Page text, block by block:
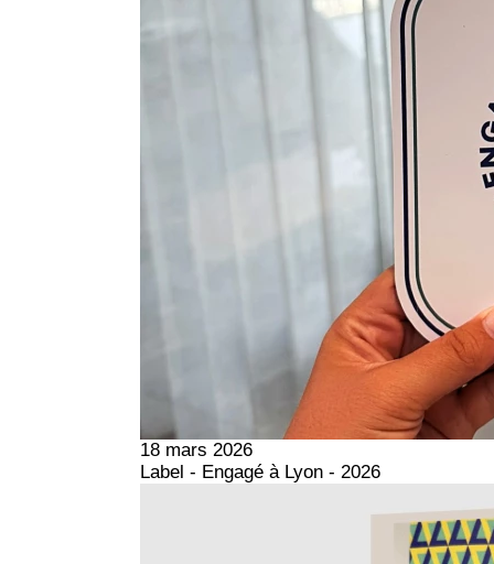
18 mars 2026
Label - Engagé à Lyon - 2026